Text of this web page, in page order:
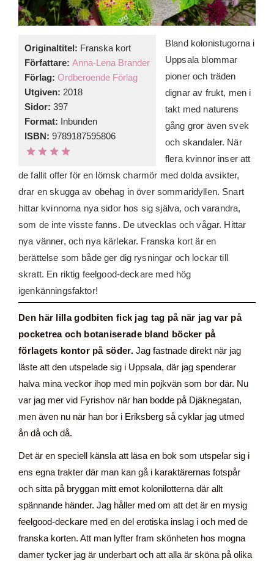
Originaltitel: Franska kort
Författare: Anna-Lena Brander
Förlag: Ordberoende Förlag
Utgiven: 2018
Sidor: 397
Format: Inbunden
ISBN: 9789187595806
Bland kolonistugorna i
Uppsala blommar
pioner och träden
dignar av frukt, men i
takt med naturens
gång gror även svek
och skandaler. När
flera kvinnor inser att
de fallit offer för en lömsk charmör med dolda avsikter,
drar en skugga av obehag in över sommaridyllen. Snart
hittar kvinnorna nya sidor hos sig själva, och varandra,
som de inte visste fanns. De utvecklas och vågar. Hittar
nya vänner, och nya kärlekar. Franska kort är en
berättelse som både ger dig rysningar och lockar till
skratt. En riktig feelgood-deckare med hög
igenkänningsfaktor!
Den här lilla godbiten fick jag tag på när jag var på
pocketrea och botaniserade bland böcker på
förlagets kontor på söder.Jag fastnade direkt när jag
läste att den utspelade sig i Uppsala, där jag spenderar
halva mina veckor ihop med min pojkvän som bor där. Nu
var jag mer vid Fyrishov när han bodde på Djäknegatan,
men även nu när han bor i Eriksberg så cyklar jag utmed
ån då och då.
Det är en speciell känsla att läsa en bok som utspelar sig i
ens egna trakter där man kan gå i karaktärernas fotspår
och sitta på bryggan mitt emot kolonilotterna där allt
spännande händer. Jag håller med om att det är en mysig
feelgood-deckare med en del erotiska inslag i och med de
franska korten. Att man lyfter fram skönheten hos mogna
damer tycker jag är underbart och att alla är sköna på olika